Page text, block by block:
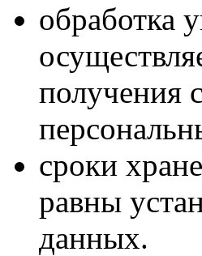
обработка
получения
сроки
равны
данных.